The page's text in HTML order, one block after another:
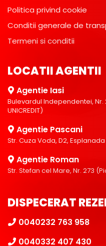
Politica privind cookie
Conditii generale de
Termeni si conditii
LOCATII AGENTII
Agentie Iasi
Bulevardul Independentei, Nr.
UNICREDIT)
Agentie Pascani
Str. Cuza Voda, D2,
Agentie Roman
Str. Stefan cel Mare, Nr. 273
DISPECERAT
0040232 763 958
0040332 407 430